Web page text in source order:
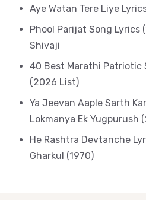
Aye Watan Tere Liye
Phool Parijat Song Lyrics
Shivaji
40 Best Marathi Patriotic
(2026 List)
Ya Jeevan Aaple Sarth
Lokmanya Ek Yugpurush
He Rashtra Devtanche
Gharkul (1970)